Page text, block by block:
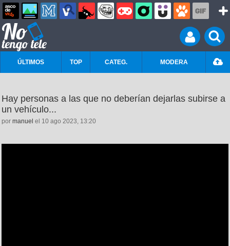
ÚLTIMOS TOP CATEG. MODERA
Hay personas a las que no deberían dejarlas subirse a
un vehículo...
por manuel el 10 ago 2023, 13:20